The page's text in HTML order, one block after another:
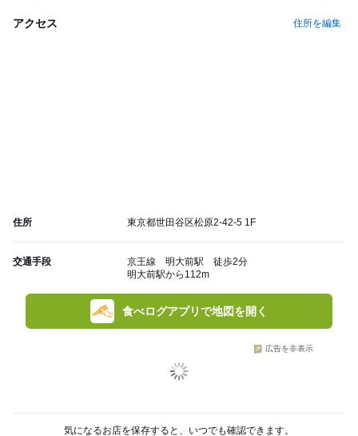
アクセス 住所を編集
住所 東京都世田谷区松原2-42-5 1F
交通手段
京王線 明大前駅 徒歩2分
明大前駅から112m
食べログアプリで地図を開く
広告を非表示
気になるお店を保存すると、いつでも確認できます。